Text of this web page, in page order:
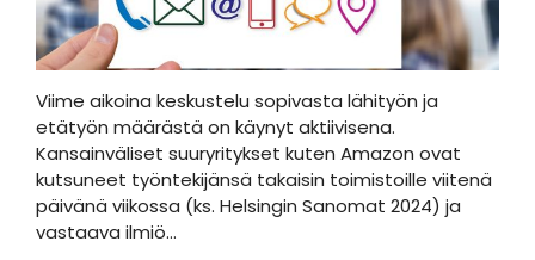
Viime aikoina keskustelu sopivasta lähityön ja
etätyön määrästä on käynyt aktiivisena.
Kansainväliset suuryritykset kuten Amazon ovat
kutsuneet työntekijänsä takaisin toimistoille viitenä
päivänä viikossa (ks. Helsingin Sanomat 2024) ja
vastaava ilmiö…